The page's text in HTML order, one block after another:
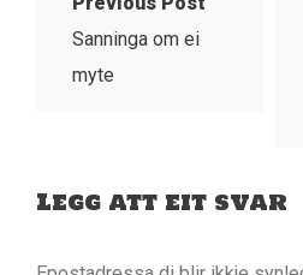
Sanninga om ei
myte
Legg att eit svar